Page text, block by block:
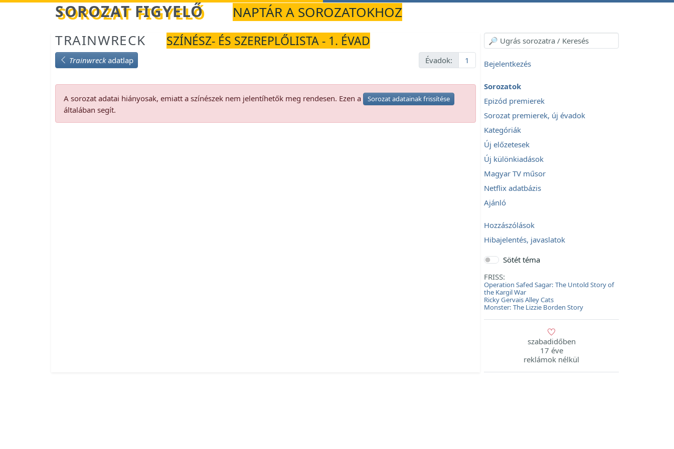
Betöltés... SOROZAT FIGYELŐ
NAPTÁR A SOROZATOKHOZ
TRAINWRECK
SZÍNÉSZ- ÉS SZEREPLŐLISTA - 1. ÉVAD
Trainwreckadatlap Évadok: 1
A sorozat adatai hiányosak, emiatt a színészek nem jelentíhetők meg rendesen. Ezen a Sorozat adatainak frissítése
általában segít.
Bejelentkezés
Sorozatok
Epizód premierek
Sorozat premierek, új évadok
Kategóriák
Új előzetesek
Új különkiadások
Magyar TV műsor
Netflix adatbázis
Ajánló
Hozzászólások
Hibajelentés, javaslatok
Sötét téma
FRISS:
Operation Safed Sagar: The Untold Story of
the Kargil War
Ricky Gervais Alley Cats
Monster: The Lizzie Borden Story
szabadidőben
17 éve
reklámok nélkül